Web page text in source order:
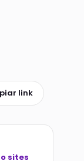
link
sites